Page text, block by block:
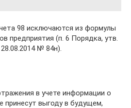
98 исключаются из формулы
предприятия (п. 6 Порядка, утв.
№ 84н).
в учете информации о
принесут выгоду в будущем,